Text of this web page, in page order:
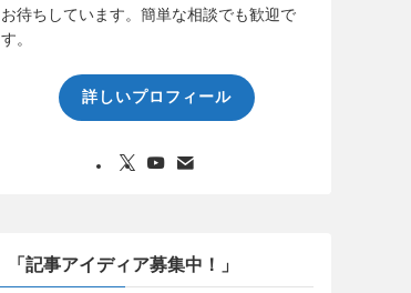
お待ちしています。簡単な相談でも歓迎で
す。
詳しいプロフィール
「記事アイディア募集中！」